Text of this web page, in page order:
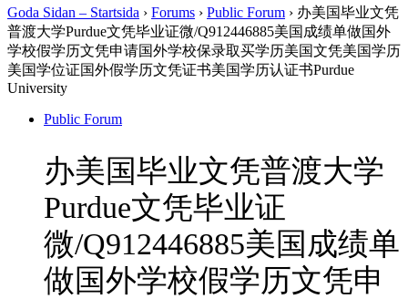
Goda Sidan – Startsida › Forums › Public Forum › 办美国毕业文凭
普渡大学Purdue文凭毕业证微/Q912446885美国成绩单做国外
学校假学历文凭申请国外学校保录取买学历美国文凭美国学历
美国学位证国外假学历文凭证书美国学历认证书Purdue
University
Public Forum
办美国毕业文凭普渡大学
Purdue文凭毕业证
微/Q912446885美国成绩单
做国外学校假学历文凭申